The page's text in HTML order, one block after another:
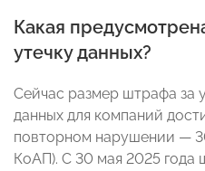
Какая
утечку данных?
Сейчас размер штрафа за
данных для компаний
повторном нарушении —
КоАП). С 30 мая 2025 года